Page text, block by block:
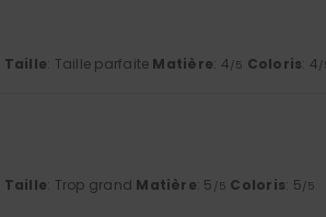
Taille: Taille parfaite Matière: 4/5 Coloris: 4/
Taille: Trop grand Matière: 5 /5 Coloris: 5/5